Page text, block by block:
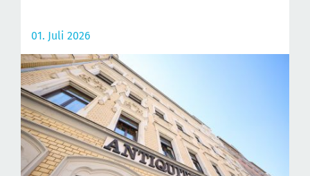
01. Juli 2026